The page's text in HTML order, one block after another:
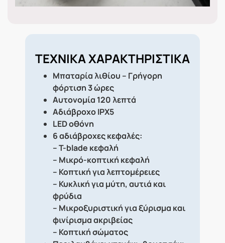
ΤΕΧΝΙΚΑ ΧΑΡΑΚΤΗΡΙΣΤΙΚΑ
Μπαταρία λιθίου – Γρήγορη
φόρτιση 3 ώρες
Αυτονομία 120 λεπτά
Αδιάβροχο IPX5
LED οθόνη
6 αδιάβροχες κεφαλές:
– T-blade κεφαλή
– Μικρό-κοπτική κεφαλή
– Κοπτική για λεπτομέρειες
– Κυκλική για μύτη, αυτιά και
φρύδια
– Μικροξυριστική για ξύρισμα και
φινίρισμα ακριβείας
– Κοπτική σώματος